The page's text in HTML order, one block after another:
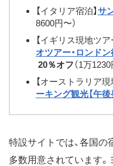
【イタリア宿泊】 サ
8600円〜）
【イギリス現地ツア
オツアー・ロンド
20％オフ （1万1230
【オーストラリア現
ーキング観光【午後
特設サイトでは、各国
多数用意されています